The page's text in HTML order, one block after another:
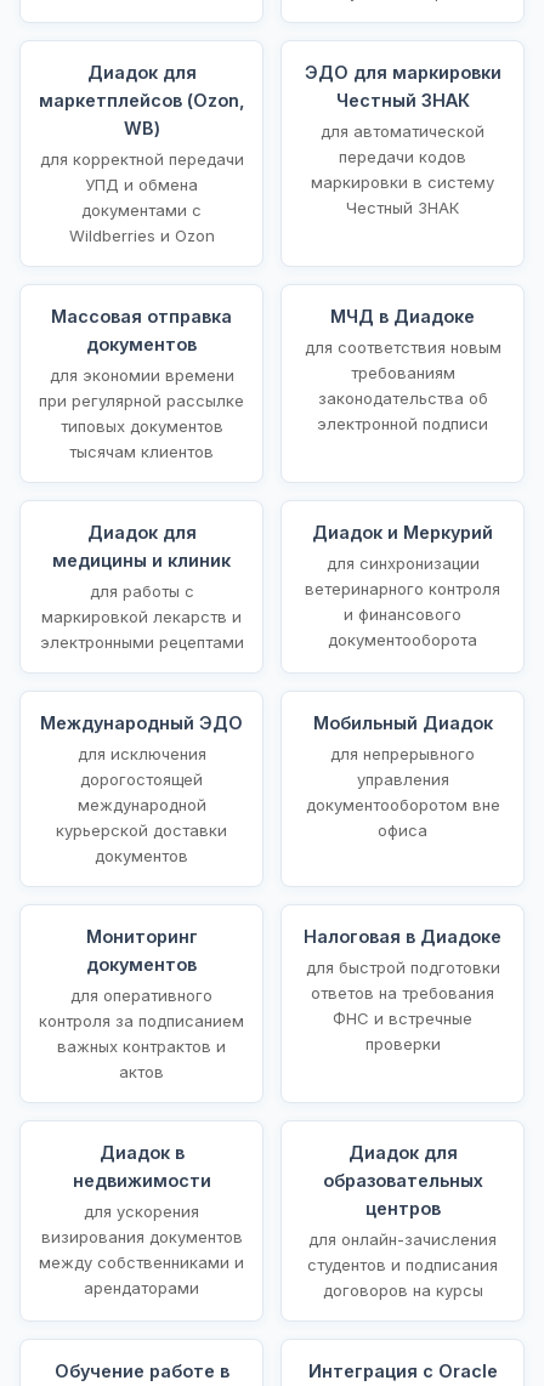
Диадок для
маркетплейсов (Ozon,
WB)
для корректной передачи
УПД и обмена
документами с
Wildberries и Ozon
ЭДО для маркировки
Честный ЗНАК
для автоматической
передачи кодов
маркировки в систему
Честный ЗНАК
Массовая отправка
документов
для экономии времени
при регулярной рассылке
типовых документов
тысячам клиентов
МЧД в Диадоке
для соответствия новым
требованиям
законодательства об
электронной подписи
Диадок для
медицины и клиник
для работы с
маркировкой лекарств и
электронными рецептами
Диадок и Меркурий
для синхронизации
ветеринарного контроля
и финансового
документооборота
Международный ЭДО
для исключения
дорогостоящей
международной
курьерской доставки
документов
Мобильный Диадок
для непрерывного
управления
документооборотом вне
офиса
Мониторинг
документов
для оперативного
контроля за подписанием
важных контрактов и
актов
Налоговая в Диадоке
для быстрой подготовки
ответов на требования
ФНС и встречные
проверки
Диадок в
недвижимости
для ускорения
визирования документов
между собственниками и
арендаторами
Диадок для
образовательных
центров
для онлайн-зачисления
студентов и подписания
договоров на курсы
Обучение работе в
Интеграция с Oracle